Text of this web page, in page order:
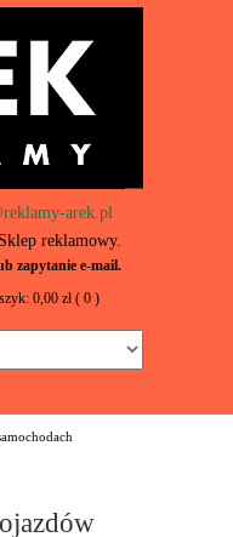
arek.pl
reklamowy.
zapytanie e-mail.
0,00 zł ( 0 )